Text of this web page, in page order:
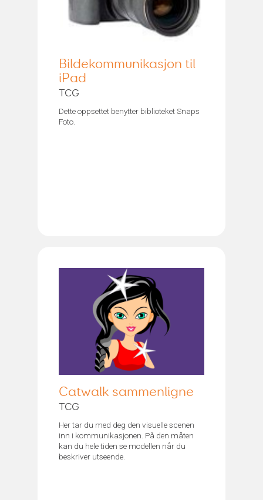
Bildekommunikasjon til
iPad
TCG
Dette oppsettet benytter biblioteket Snaps
Foto.
Catwalk sammenligne
TCG
Her tar du med deg den visuelle scenen
inn i kommunikasjonen. På den måten
kan du hele tiden se modellen når du
beskriver utseende.